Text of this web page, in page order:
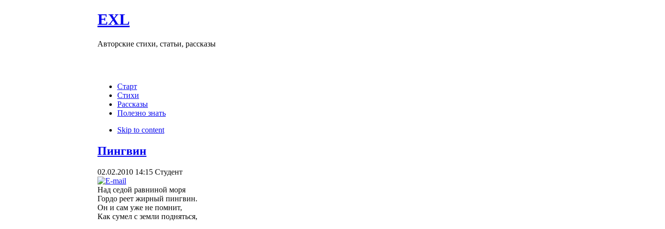
EXL
Авторские стихи, статьи, рассказы
Старт
Стихи
Рассказы
Полезно знать
Skip to content
Пингвин
02.02.2010 14:15 Студент
Hад седой равниной моря
Гордо реет жирный пингвин.
Он и сам уже не помнит,
Как сумел с земли подняться,